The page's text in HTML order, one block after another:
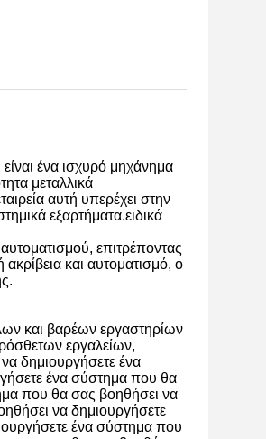
ένα ισχυρό μηχάνημα
μεταλλικά
αυτή υπερέχει στην
εξαρτήματα.ειδικά
επιτρέποντας
και αυτοματισμό, ο
και βαρέων εργαστηρίων
εργαλείων,
δημιουργήσετε ένα
ένα σύστημα που θα
που θα σας βοηθήσει να
να δημιουργήσετε
ένα σύστημα που